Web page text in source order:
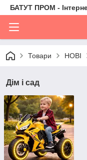
БАТУТ ПРОМ -
Товари НОВІ
Дім і сад